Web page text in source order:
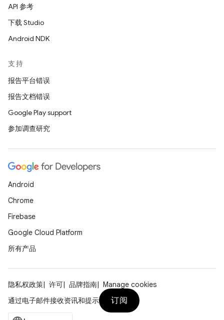
API 参考
下载 Studio
Android NDK
支持
报告平台错误
报告文档错误
Google Play support
参加调查研究
Android
Chrome
Firebase
Google Cloud Platform
所有产品
隐私权政策 许可 品牌指南
Manage cookies
通过电子邮件接收资讯和提示
订阅